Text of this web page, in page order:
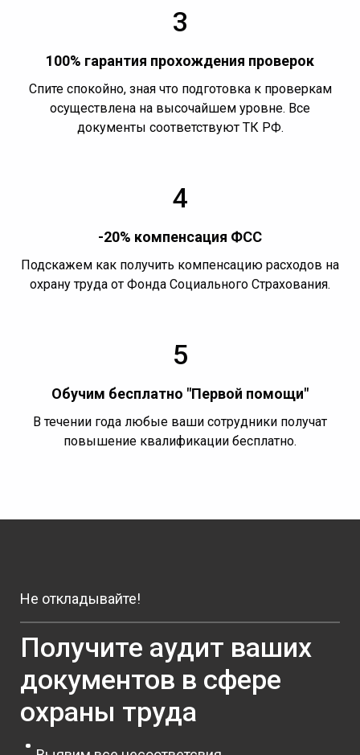
3
100% гарантия прохождения проверок
Спите спокойно, зная что подготовка к проверкам
осуществлена на высочайшем уровне. Все
документы соответствуют ТК РФ.
4
-20% компенсация ФСС
Подскажем как получить компенсацию расходов на
охрану труда от Фонда Социального Страхования.
5
Обучим бесплатно "Первой помощи"
В течении года любые ваши сотрудники получат
повышение квалификации бесплатно.
Не откладывайте!
Получите аудит ваших
документов в сфере
охраны труда